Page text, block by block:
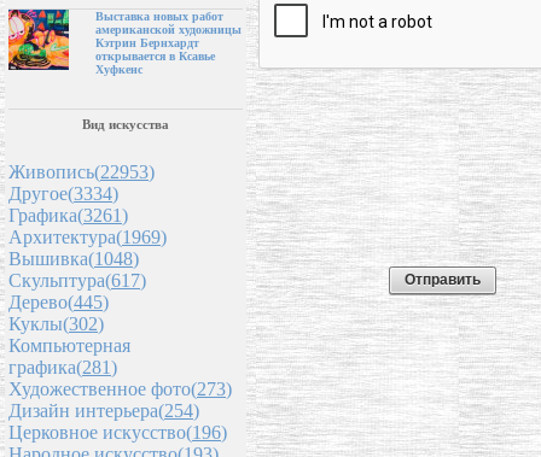
Выставка новых работ
американской художницы
Кэтрин Бернхардт
открывается в Ксавье
Хуфкенс
Вид искусства
Живопись(22953)
Другое(3334)
Графика(3261)
Архитектура(1969)
Вышивка(1048)
Скульптура(617)
Дерево(445)
Куклы(302)
Компьютерная
графика(281)
Художественное фото(273)
Дизайн интерьера(254)
Церковное искусство(196)